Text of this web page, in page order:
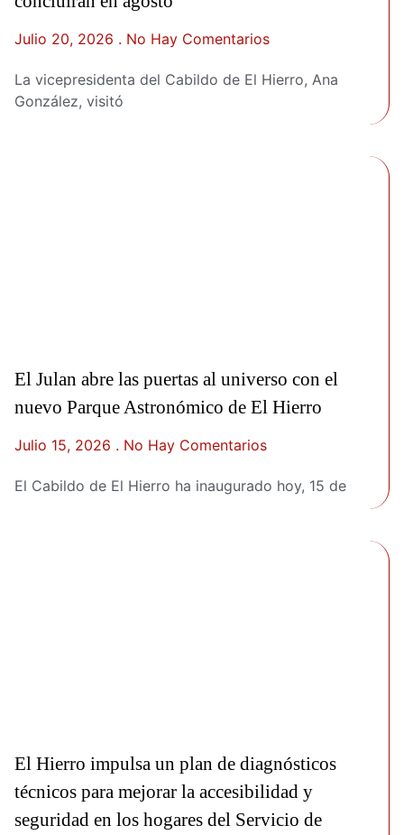
Julio 20, 2026 No Hay Comentarios
La vicepresidenta del Cabildo de El Hierro, Ana
González, visitó
El Julan abre las puertas al universo con el
nuevo Parque Astronómico de El Hierro
Julio 15, 2026 No Hay Comentarios
El Cabildo de El Hierro ha inaugurado hoy, 15 de
El Hierro impulsa un plan de diagnósticos
técnicos para mejorar la accesibilidad y
seguridad en los hogares del Servicio de